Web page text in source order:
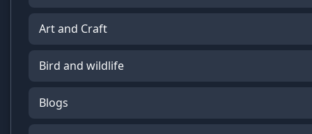
Art and Craft
Bird and wildlife
Blogs